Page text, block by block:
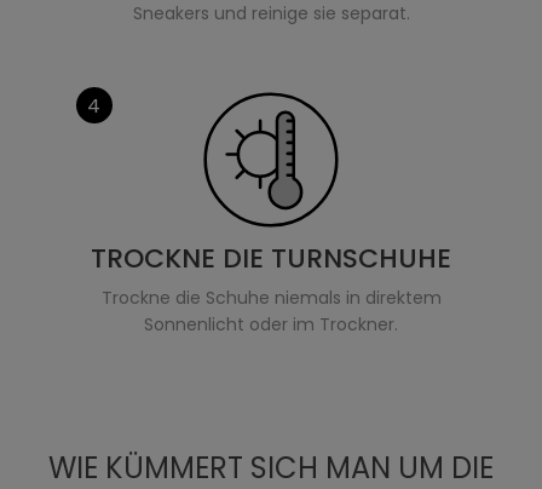
Sneakers und reinige sie separat.
4
TROCKNE DIE TURNSCHUHE
Trockne die Schuhe niemals in direktem
Sonnenlicht oder im Trockner.
WIE KÜMMERT SICH MAN UM DIE